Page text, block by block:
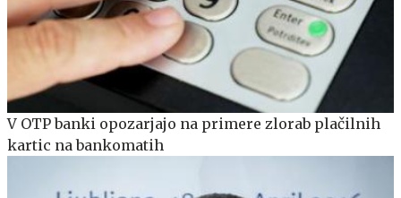
V OTP banki opozarjajo na primere zlorab plačilnih
kartic na bankomatih